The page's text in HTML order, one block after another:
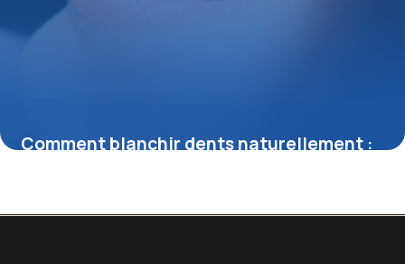
Comment blanchir dents naturellement :